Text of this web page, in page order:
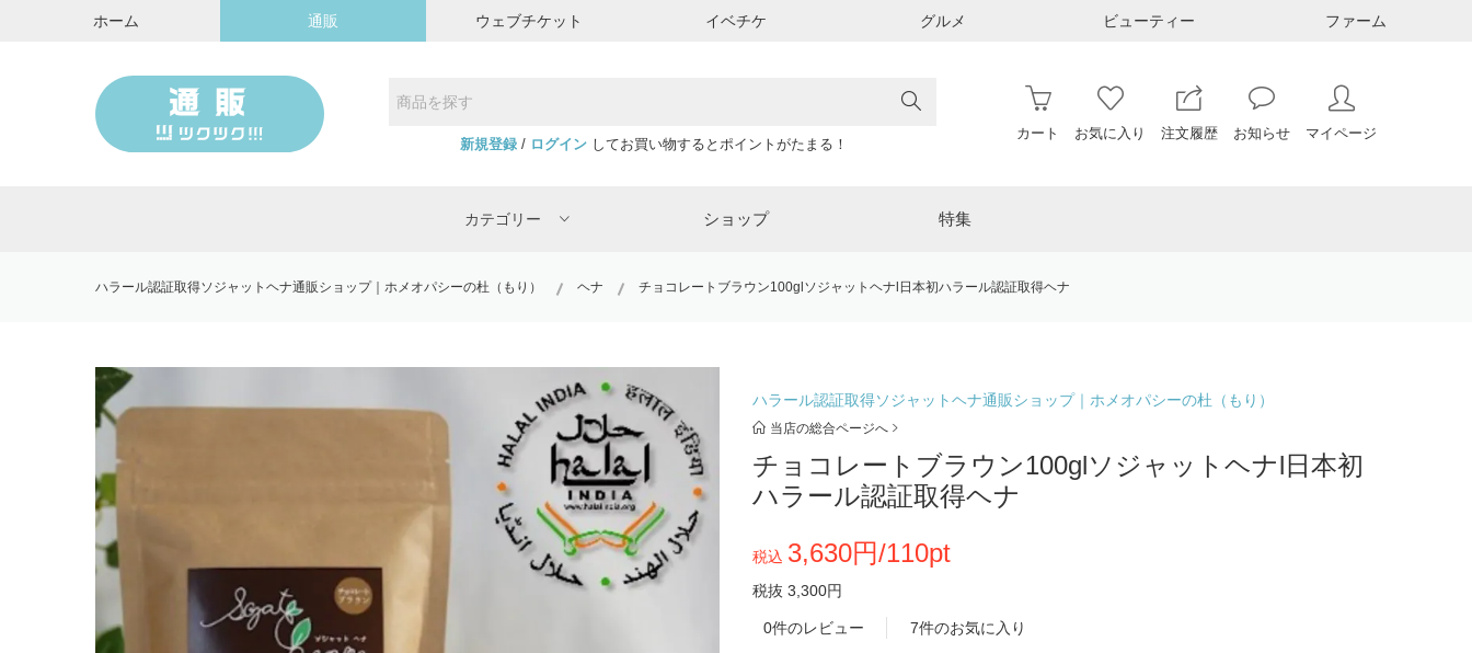
ホーム 通販 ウェブチケット イベチケ グルメ ビューティー ファーム
新規登録/ ログインしてお買い物するとポイントがたまる！
カート お気に入り 注文履歴 お知らせ マイページ
カテゴリー ショップ 特集
ハラール認証取得ソジャットヘナ通販ショップ｜ホメオパシーの杜（もり） ヘナ チョコレートブラウン100glソジャットヘナl日本初ハラール認証取得ヘナ
ハラール認証取得ソジャットヘナ通販ショップ｜ホメオパシーの杜（もり）
当店の総合ページへ
チョコレートブラウン100glソジャットヘナl日本初
ハラール認証取得ヘナ
税込 3,630円/110pt
税抜 3,300円
0件のレビュー 7件のお気に入り